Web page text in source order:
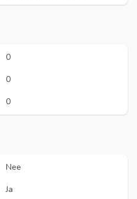
0
0
0
Nee
Ja